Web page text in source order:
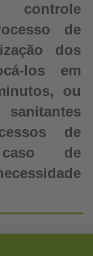
de
dos
los em
ou
de
de